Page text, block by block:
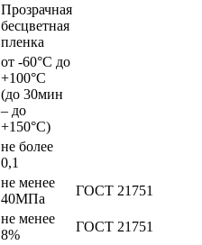
Прозрачная
бесцветная
пленка
от -60°С до
+100°С
(до 30мин
– до
+150°С)
не более
0,1
не менее
40МПа
ГОСТ 21751
не менее
8%
ГОСТ 21751